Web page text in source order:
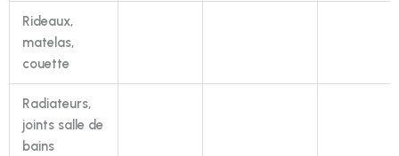
Rideaux,
matelas,
couette
Radiateurs,
joints salle de
bains